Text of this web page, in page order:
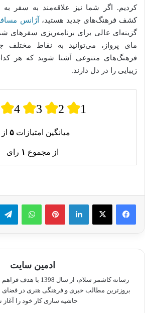
کردیم. اگر شما نیز علاقه‌مند به سفر
کشف فرهنگ‌های جدید هستید،
آژانس
گزینه‌ای عالی برای برنامه‌ریزی سفرهای
مای پرواز، می‌توانید به نقاط
فرهنگ‌های متنوعی آشنا شوید که هر
زیبایی را در دل دارند.
4 3 2 1
میانگین امتیازات ۵ از ۵
از مجموع ۱ رای
لینکدین پینترستواتس آپ
ادمین سایت
رسانه کاشمر سلام، از
بروزترین مطالب خبری و فرهنگی هنری در فضای
حاشیه سازی کار خود را آغاز